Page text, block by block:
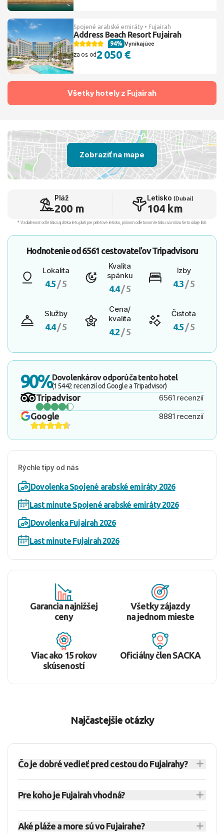
Spojené arabské emiráty • Fujairah
Address Beach Resort Fujairah
Vynikajúce
94%
za os. od2 050 €
Všetky hotely z Fujairah
Zobraziť na mape
Pláž
200 m
Letisko (Dubai)
104 km
* Vzdialenosť od letiska aj dľžka letu platí pre príletové letisko, pri inom odletovom letisku sa môžu tieto údaje líšiť.
Hodnotenie od6561 cestovateľovTripadvisoru
Lokalita
4.5 / 5
Kvalita
spánku
4.4/ 5
Izby
4.3 / 5
Služby
4.4/ 5
Cena/
kvalita
4.2 / 5
Čistota
4.5 / 5
90%Dovolenkárov odporúča tento hotel
(15442 recenzií od Google a Tripadvisor)
Tripadvisor 6561 recenzií
Google 8881 recenzií
Rýchle tipy od nás
Dovolenka Spojené arabské emiráty 2026
Last minute Spojené arabské emiráty 2026
Dovolenka Fujairah 2026
Last minute Fujairah 2026
Garancia najnižšej
ceny
Všetky zájazdy
na jednom mieste
Viac ako 15 rokov
skúseností
Oficiálny člen SACKA
Najčastejšie otázky
Čo je dobré vedieť pred cestou do Fujairahy?
Arabských Emirátoch, vhodná najmä na plážový
Leží na východnom pobreží pri Ománskom
Pre koho je Fujairah vhodná?
pokojnejšiu dovolenku pri mori s rezortným
Aké pláže a more sú vo Fujairahe?